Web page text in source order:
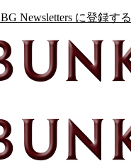
BG Newsletters に登録する